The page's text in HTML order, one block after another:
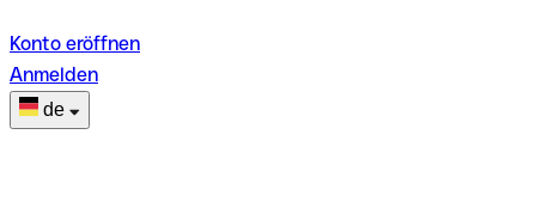
Konto eröffnen
Anmelden
de